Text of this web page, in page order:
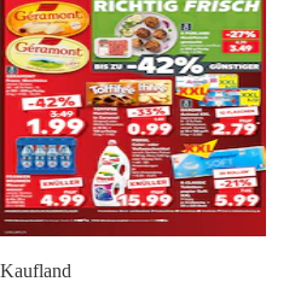
Kaufland